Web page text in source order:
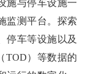
施与停车设施一
监测平台。探索
停车等设施以及
TOD）等数据的